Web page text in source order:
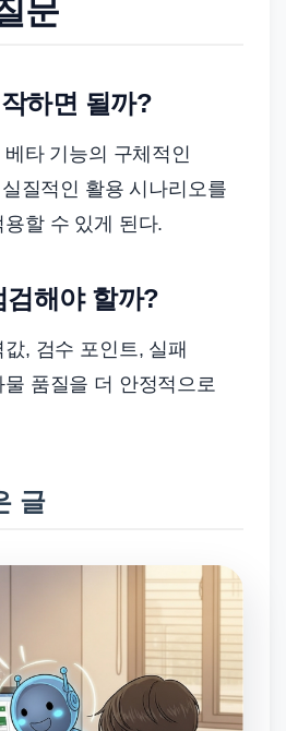
문
하면 될까?
타 기능의 구체적인
질적인 활용 시나리오를
할 수 있게 된다.
검해야 할까?
, 검수 포인트, 실패
품질을 더 안정적으로
글